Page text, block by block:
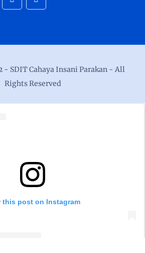
- SDIT Cahaya Insani Parakan - All
Rights Reserved
this post on Instagram